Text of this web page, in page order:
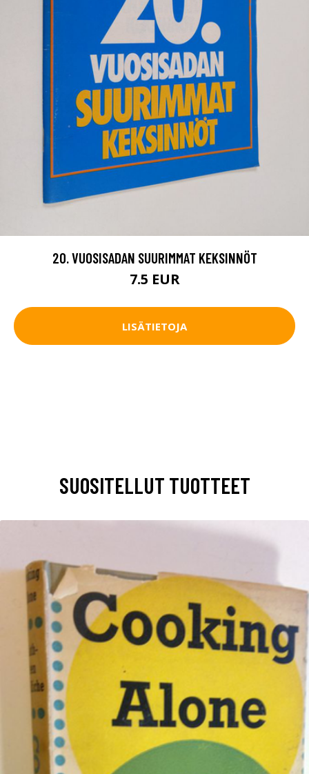
20. VUOSISADAN SUURIMMAT KEKSINNÖT
7.5 EUR
LISÄTIETOJA
SUOSITELLUT TUOTTEET